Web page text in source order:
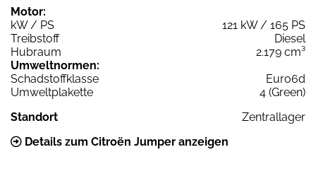
Motor:
kW / PS
121 kW / 165 PS
Treibstoff
Diesel
Hubraum
2.179 cm³
Umweltnormen:
Schadstoffklasse
Euro6d
Umweltplakette
4 (Green)
Standort
Zentrallager
Details zum Citroën Jumper anzeigen